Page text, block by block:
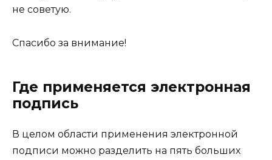
не советую.
Спасибо за внимание!
Где применяется электронная
подпись
В целом области применения электронной
подписи можно разделить на пять больших